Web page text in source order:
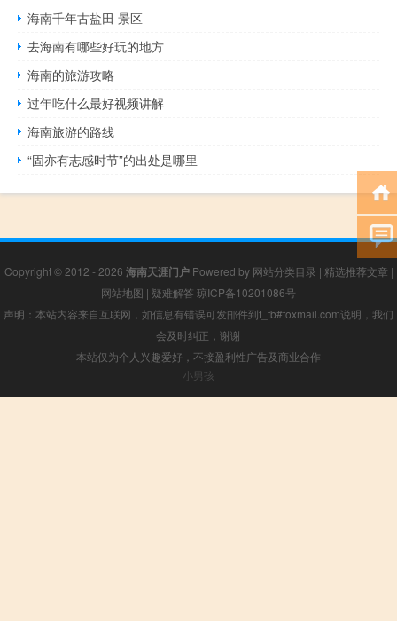
海南千年古盐田 景区
去海南有哪些好玩的地方
海南的旅游攻略
过年吃什么最好视频讲解
海南旅游的路线
“固亦有志感时节”的出处是哪里
Copyright © 2012 - 2026 海南天涯门户Powered by 网站分类目录 | 精选推荐文章 |
网站地图 | 疑难解答 琼ICP备10201086号
声明：本站内容来自互联网，如信息有错误可发邮件到f_fb#foxmail.com说明，我们
会及时纠正，谢谢
本站仅为个人兴趣爱好，不接盈利性广告及商业合作
小男孩